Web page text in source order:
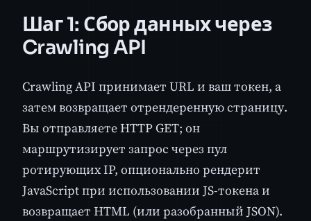
Шаг 1: Сбор данных через
Crawling API
Crawling API принимает URL и ваш токен, а
затем возвращает отрендеренную страницу.
Вы отправляете HTTP GET; он
маршрутизирует запрос через пул
ротирующих IP, опционально рендерит
JavaScript при использовании JS-токена и
возвращает HTML (или разобранный JSON).